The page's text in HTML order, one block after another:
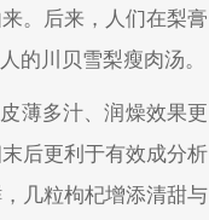
。后来，人们在梨膏
的川贝雪梨瘦肉汤。
薄多汁、润燥效果更
后更利于有效成分析
几粒枸杞增添清甜与